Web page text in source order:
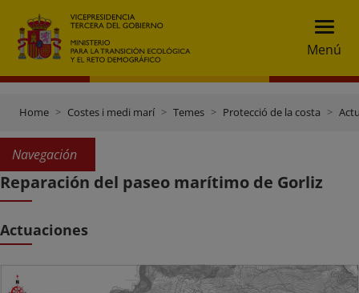
Menú
Home Costes i medi marí Temes Protecció de la costa
Navegación
Reparación del paseo marítimo de Gorliz
Actuaciones